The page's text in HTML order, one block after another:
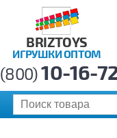
BRIZTOYS
ИГРУШКИ ОПТОМ
10-16-